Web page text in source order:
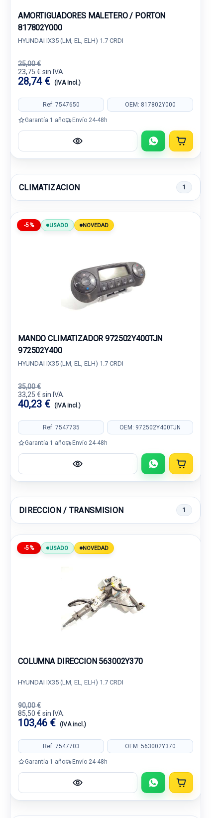
AMORTIGUADORES MALETERO / PORTON
817802Y000
HYUNDAI IX35 (LM, EL, ELH) 1.7 CRDI
25,00 €
23,75 € sin IVA.
28,74 € (IVA incl.)
Ref: 7547650 OEM: 817802Y000
Garantía 1 año Envío 24-48h
CLIMATIZACION 1
-5% USADO NOVEDAD
MANDO CLIMATIZADOR 972502Y400TJN
972502Y400
HYUNDAI IX35 (LM, EL, ELH) 1.7 CRDI
35,00 €
33,25 € sin IVA.
40,23 € (IVA incl.)
Ref: 7547735 OEM: 972502Y400TJN
Garantía 1 año Envío 24-48h
DIRECCION / TRANSMISION 1
-5% USADO NOVEDAD
COLUMNA DIRECCION 563002Y370
HYUNDAI IX35 (LM, EL, ELH) 1.7 CRDI
90,00 €
85,50 € sin IVA.
103,46 € (IVA incl.)
Ref: 7547703 OEM: 563002Y370
Garantía 1 año Envío 24-48h